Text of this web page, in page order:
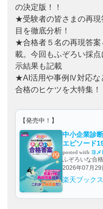
の決定版！！
★受験者の皆さまの再現
目を徹底分析！
★合格者５名の再現答案
載。今回もふぞろい採
示結果も記載
★AI活用や事例Ⅳ対応な
合格のヒケツを大特集！
【発売中！】
中小企業診
エピソード
posted with ヨメ
ふぞろいな合
2026年07月29
楽天ブックス